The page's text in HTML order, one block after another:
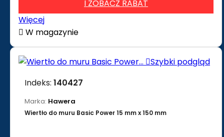
I ZOBACZ RABAT
Więcej
 W magazynie
Szybki podgląd
Indeks: 140427
Marka: Hawera
Wiertło do muru Basic Power 15 mm x 150 mm